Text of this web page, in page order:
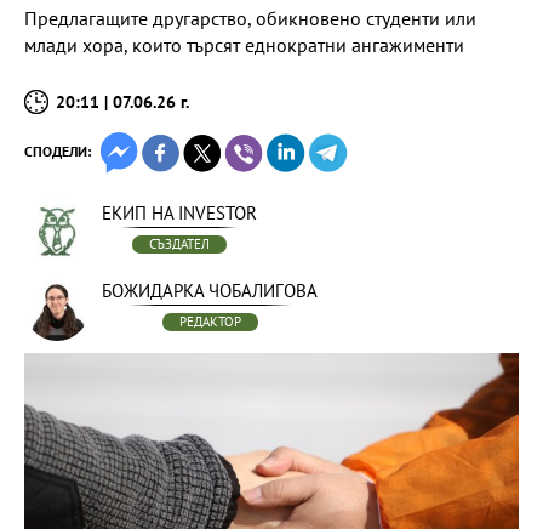
Предлагащите другарство, обикновено студенти или
млади хора, които търсят еднократни ангажименти
20:11 | 07.06.26 г.
СПОДЕЛИ:
ЕКИП НА INVESTOR
СЪЗДАТЕЛ
БОЖИДАРКА ЧОБАЛИГОВА
РЕДАКТОР